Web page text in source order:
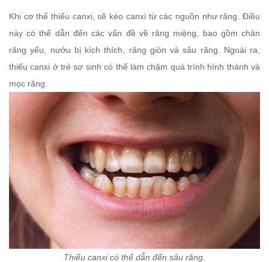
Khi cơ thể thiếu canxi, sẽ kéo canxi từ các nguồn như răng. Điều
này có thể dẫn đến các vấn đề về răng miệng, bao gồm chân
răng yếu, nướu bị kích thích, răng giòn và sâu răng. Ngoài ra,
thiếu canxi ở trẻ sơ sinh có thể làm chậm quá trình hình thành và
mọc răng.
Thiếu canxi có thể dẫn đến sâu răng.